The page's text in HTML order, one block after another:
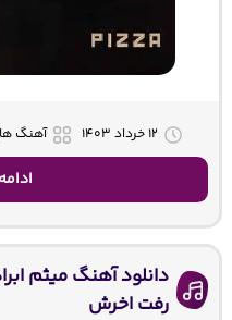
۱۲ خرداد ۱۴۰۳ آهنگ
دانلود آهنگ میثم
رفت اخرش